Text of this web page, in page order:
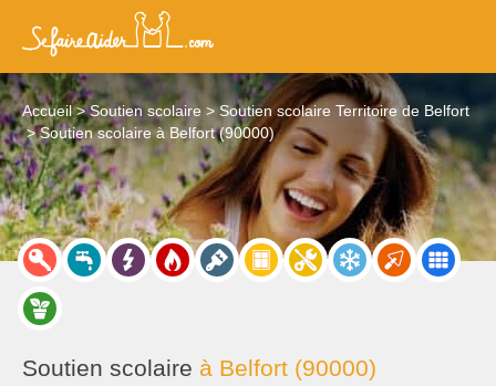
Accueil Soutien scolaire
Soutien scolaire Territoire de Belfort
Soutien scolaire à Belfort (90000)
Soutien scolaire à Belfort (90000)